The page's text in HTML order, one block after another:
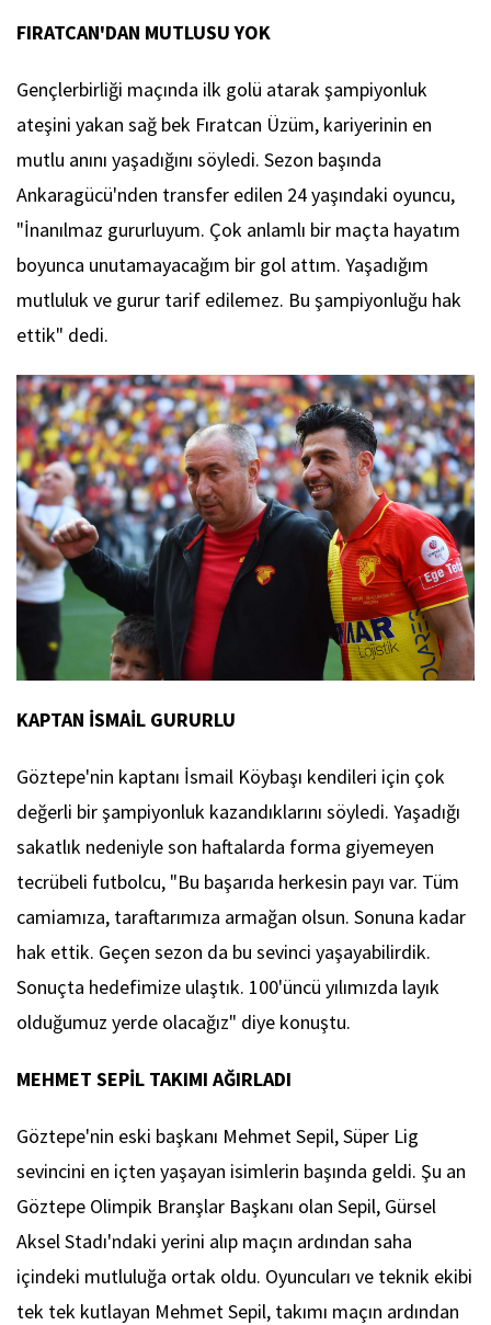
FIRATCAN'DAN MUTLUSU YOK
Gençlerbirliği maçında ilk golü atarak şampiyonluk
ateşini yakan sağ bek Fıratcan Üzüm, kariyerinin en
mutlu anını yaşadığını söyledi. Sezon başında
Ankaragücü'nden transfer edilen 24 yaşındaki oyuncu,
"İnanılmaz gururluyum. Çok anlamlı bir maçta hayatım
boyunca unutamayacağım bir gol attım. Yaşadığım
mutluluk ve gurur tarif edilemez. Bu şampiyonluğu hak
ettik" dedi.
KAPTAN İSMAİL GURURLU
Göztepe'nin kaptanı İsmail Köybaşı kendileri için çok
değerli bir şampiyonluk kazandıklarını söyledi. Yaşadığı
sakatlık nedeniyle son haftalarda forma giyemeyen
tecrübeli futbolcu, "Bu başarıda herkesin payı var. Tüm
camiamıza, taraftarımıza armağan olsun. Sonuna kadar
hak ettik. Geçen sezon da bu sevinci yaşayabilirdik.
Sonuçta hedefimize ulaştık. 100'üncü yılımızda layık
olduğumuz yerde olacağız" diye konuştu.
MEHMET SEPİL TAKIMI AĞIRLADI
Göztepe'nin eski başkanı Mehmet Sepil, Süper Lig
sevincini en içten yaşayan isimlerin başında geldi. Şu an
Göztepe Olimpik Branşlar Başkanı olan Sepil, Gürsel
Aksel Stadı'ndaki yerini alıp maçın ardından saha
içindeki mutluluğa ortak oldu. Oyuncuları ve teknik ekibi
tek tek kutlayan Mehmet Sepil, takımı maçın ardından